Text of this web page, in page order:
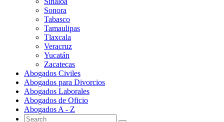
Sonora
Tabasco
Tamaulipas
Tlaxcala
Veracruz
Yucatán
Zacatecas
Abogados Civiles
Abogados para Divorcios
Abogados Laborales
Abogados de Oficio
Abogados A - Z